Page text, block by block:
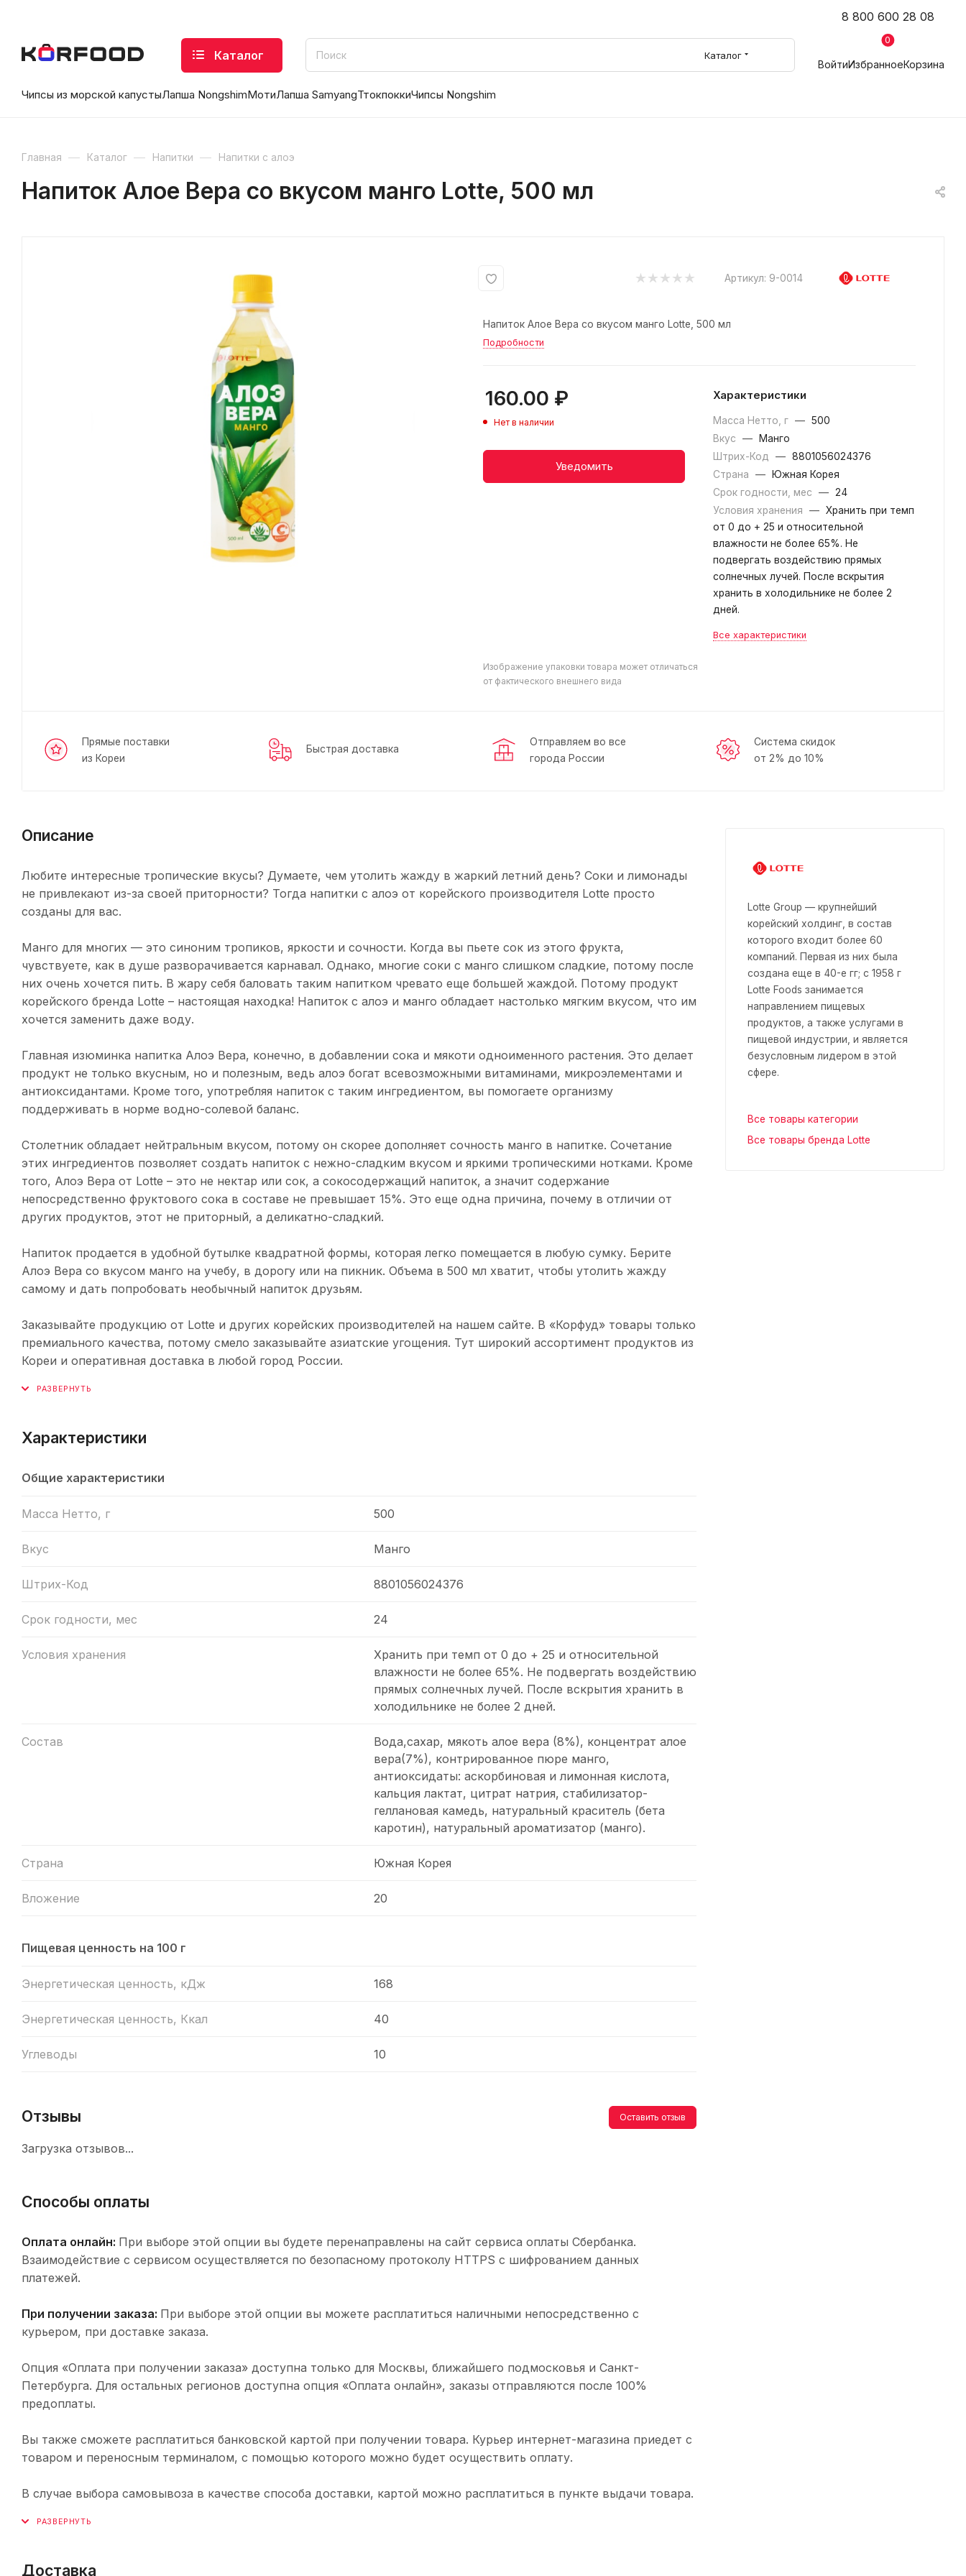
8 800 600 28 08
Каталог Каталог
ВойтиИзбранное
0
Корзина
Чипсы из морской капустыЛапша NongshimМотиЛапша SamyangТтокпоккиЧипсы Nongshim
Главная — Каталог — Напитки — Напитки с алоэ
Напиток Алое Вера со вкусом манго Lotte, 500 мл
Артикул: 9-0014
Напиток Алое Вера со вкусом манго Lotte, 500 мл
Подробности
160.00 ₽
Нет в наличии
Уведомить
Характеристики
Масса Нетто, г — 500
Вкус
—
Манго
Штрих-Код
— 8801056024376
Страна
—
Южная Корея
Срок годности, мес
— 24
Условия хранения
— Хранить при темп
от 0 до + 25 и относительной
влажности не более 65%. Не
подвергать воздействию прямых
солнечных лучей. После вскрытия
хранить в холодильнике не более 2
дней.
Все характеристики
Изображение упаковки товара может отличаться
от фактического внешнего вида
Прямые поставки
из Кореи
Быстрая доставка
Отправляем во все
города России
Система скидок
от 2% до 10%
Описание
Любите интересные тропические вкусы? Думаете, чем утолить жажду в жаркий летний день? Соки и лимонады
не привлекают из-за своей приторности? Тогда напитки с алоэ от корейского производителя Lotte просто
созданы для вас.
Манго для многих — это синоним тропиков, яркости и сочности. Когда вы пьете сок из этого фрукта,
чувствуете, как в душе разворачивается карнавал. Однако, многие соки с манго слишком сладкие, потому после
них очень хочется пить. В жару себя баловать таким напитком чревато еще большей жаждой. Потому продукт
корейского бренда Lotte – настоящая находка! Напиток с алоэ и манго обладает настолько мягким вкусом, что им
хочется заменить даже воду.
Главная изюминка напитка Алоэ Вера, конечно, в добавлении сока и мякоти одноименного растения. Это делает
продукт не только вкусным, но и полезным, ведь алоэ богат всевозможными витаминами, микроэлементами и
антиоксидантами. Кроме того, употребляя напиток с таким ингредиентом, вы помогаете организму
поддерживать в норме водно-солевой баланс.
Столетник обладает нейтральным вкусом, потому он скорее дополняет сочность манго в напитке. Сочетание
этих ингредиентов позволяет создать напиток с нежно-сладким вкусом и яркими тропическими нотками. Кроме
того, Алоэ Вера от Lotte – это не нектар или сок, а сокосодержащий напиток, а значит содержание
непосредственно фруктового сока в составе не превышает 15%. Это еще одна причина, почему в отличии от
других продуктов, этот не приторный, а деликатно-сладкий.
Напиток продается в удобной бутылке квадратной формы, которая легко помещается в любую сумку. Берите
Алоэ Вера со вкусом манго на учебу, в дорогу или на пикник. Объема в 500 мл хватит, чтобы утолить жажду
самому и дать попробовать необычный напиток друзьям.
Заказывайте продукцию от Lotte и других корейских производителей на нашем сайте. В «Корфуд» товары только
премиального качества, потому смело заказывайте азиатские угощения. Тут широкий ассортимент продуктов из
Кореи и оперативная доставка в любой город России.
Характеристики
Общие характеристики
Масса Нетто, г 500
Вкус Манго
Штрих-Код 8801056024376
Срок годности, мес 24
Условия хранения
Хранить при темп от 0 до + 25 и относительной
влажности не более 65%. Не подвергать воздействию
прямых солнечных лучей. После вскрытия хранить в
холодильнике не более 2 дней.
Состав
Вода,сахар, мякоть алое вера (8%), концентрат алое
вера(7%), контрированное пюре манго,
антиоксидаты: аскорбиновая и лимонная кислота,
кальция лактат, цитрат натрия, стабилизатор-
геллановая камедь, натуральный краситель (бета
каротин), натуральный ароматизатор (манго).
Страна Южная Корея
Вложение 20
Пищевая ценность на 100 г
Энергетическая ценность, кДж 168
Энергетическая ценность, Ккал 40
Углеводы 10
Отзывы Оставить отзыв
Загрузка отзывов...
Способы оплаты
Оплата онлайн: При выборе этой опции вы будете перенаправлены на сайт сервиса оплаты Сбербанка.
Взаимодействие с сервисом осуществляется по безопасному протоколу HTTPS с шифрованием данных
платежей.
При получении заказа: При выборе этой опции вы можете расплатиться наличными непосредственно с
курьером, при доставке заказа.
Опция «Оплата при получении заказа» доступна только для Москвы, ближайшего подмосковья и Санкт-
Петербурга. Для остальных регионов доступна опция «Оплата онлайн», заказы отправляются после 100%
предоплаты.
Вы также сможете расплатиться банковской картой при получении товара. Курьер интернет-магазина приедет с
товаром и переносным терминалом, с помощью которого можно будет осуществить оплату.
В случае выбора самовывоза в качестве способа доставки, картой можно расплатиться в пункте выдачи товара.
Доставка
Lotte Group — крупнейший
корейский холдинг, в состав
которого входит более 60
компаний. Первая из них была
создана еще в 40-е гг; с 1958 г
Lotte Foods занимается
направлением пищевых
продуктов, а также услугами в
пищевой индустрии, и является
безусловным лидером в этой
сфере.
Все товары категории
Все товары бренда Lotte